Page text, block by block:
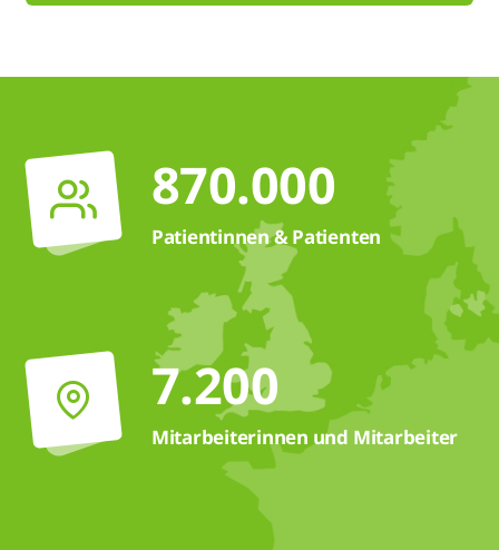
870.000
Patientinnen & Patienten
7.200
Mitarbeiterinnen und Mitarbeiter